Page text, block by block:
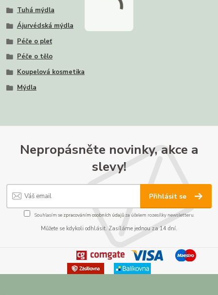
Tuhá mýdla
Ájurvédská mýdla
Péče o pleť
Péče o tělo
Koupelová kosmetika
Mýdla
Nepropásněte novinky, akce a
slevy!
Přihlásit se
Souhlasím se zpracováním osobních údajůza účelem rozesílky newsletteru.
Můžete se kdykoli odhlásit. Zasíláme jednou za 14 dní.